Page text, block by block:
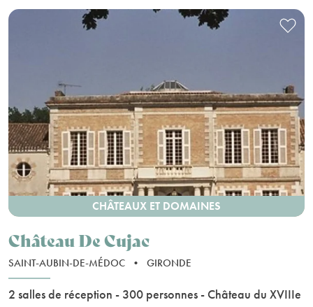
CHÂTEAUX ET DOMAINES
Château De Cujac
SAINT-AUBIN-DE-MÉDOC • GIRONDE
2 salles de réception - 300 personnes - Château du XVIIIe